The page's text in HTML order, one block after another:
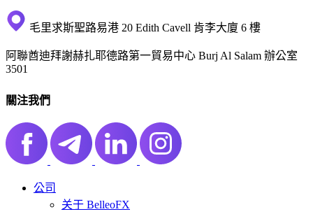
毛里求斯聖路易港 20 Edith Cavell 肯李大廈 6 樓
阿聯酋迪拜謝赫扎耶德路第一貿易中心 Burj Al Salam 辦公室
3501
關注我們
公司
关于 BelleoFX